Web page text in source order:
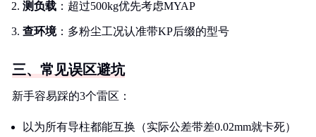
测负载 ：超过500kg优先考虑MYAP
查环境：多粉尘工况认准带KP后缀的型号
三、常见误区避坑
新手容易踩的3个雷区：
以为所有导柱都能互换（实际公差带差0.02mm就卡死）